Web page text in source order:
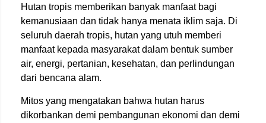
Hutan tropis memberikan banyak manfaat bagi
kemanusiaan dan tidak hanya menata iklim saja. Di
seluruh daerah tropis, hutan yang utuh memberi
manfaat kepada masyarakat dalam bentuk sumber
air, energi, pertanian, kesehatan, dan perlindungan
dari bencana alam.
Mitos yang mengatakan bahwa hutan harus
dikorbankan demi pembangunan ekonomi dan demi